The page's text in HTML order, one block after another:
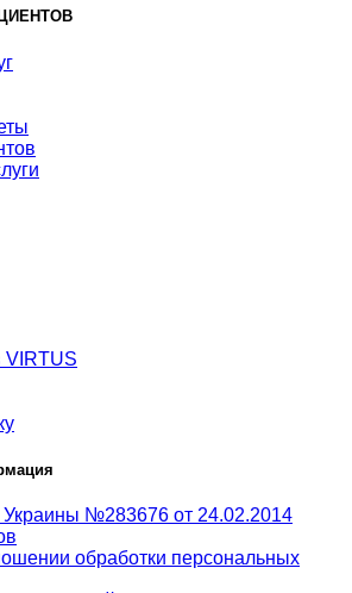
VIRTUS
№283676 от 24.02.2014
обработки персональных